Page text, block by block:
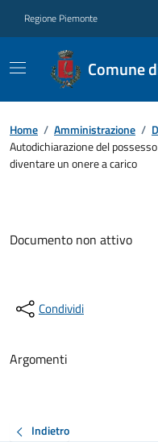
Regione Piemonte
Comune
Home / Amministrazione /
Autodichiarazione del
diventare un onere a carico
Documento non attivo
Condividi
Argomenti
Indietro